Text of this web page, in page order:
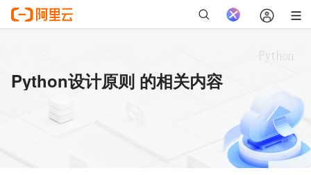
Python设计原则 的相关内容